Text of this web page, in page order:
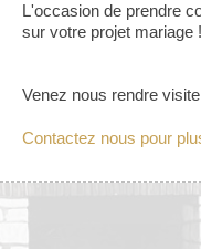
L'occasion de prendre
sur votre projet mariage !
Venez nous rendre
Contactez nous pour